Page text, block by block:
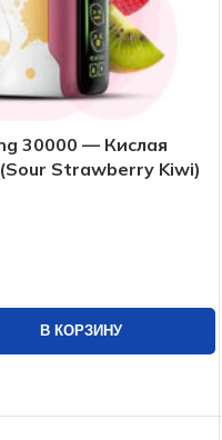
30000 — Кислая
Strawberry Kiwi)
В КОРЗИНУ